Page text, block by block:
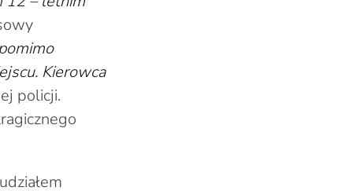
Kierowca
policji.